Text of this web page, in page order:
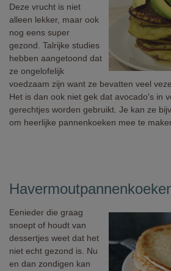
Deze vrucht is niet
alleen lekker, maar ook
nog eens super
gezond. Talrijke studies
hebben aangetoond dat
ze ongelofelijk
voedzaam zijn want ze bevatten veel
Het is dan ook niet gek dat avocado's in
gerechtjes worden gebruikt. Je kan ze
om heerlijke pannenkoeken mee te
Eenieder die graag
snoept of houdt van
dessertjes weet dat het
niet echt gezond is. Nu
en dan zondigen kan